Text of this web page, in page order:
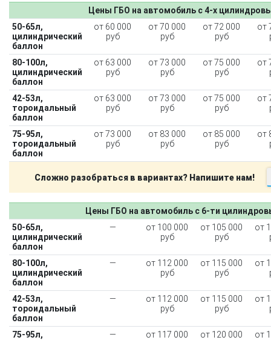
Цены ГБО на автомобиль с 4-х
50-65л,
цилиндрический
баллон
от 60 000
руб
от 70 000
руб
от 72 000
руб
от
80-100л,
цилиндрический
баллон
от 63 000
руб
от 73 000
руб
от 75 000
руб
от
42-53л,
тороидальный
баллон
от 63 000
руб
от 73 000
руб
от 75 000
руб
от
75-95л,
тороидальный
баллон
от 73 000
руб
от 83 000
руб
от 85 000
руб
от
Сложно разобраться в вариантах? Напишите нам!
Цены ГБО на автомобиль с 6-ти
50-65л,
цилиндрический
баллон
—
от 100 000
руб
от 105 000
руб
от
80-100л,
цилиндрический
баллон
—
от 112 000
руб
от 115 000
руб
от
42-53л,
тороидальный
баллон
—
от 112 000
руб
от 115 000
руб
от
75-95л,
—
от 117 000
от 120 000
от